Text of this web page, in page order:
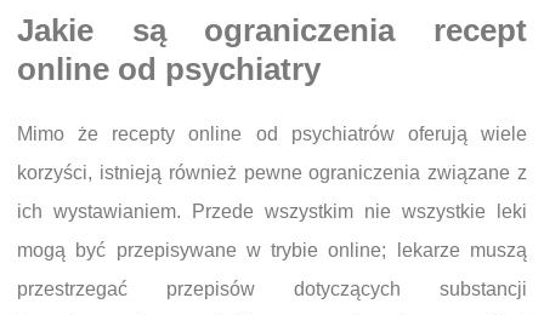
Jakie są ograniczenia recept
online od psychiatry
Mimo że recepty online od psychiatrów oferują wiele
korzyści, istnieją również pewne ograniczenia związane z
ich wystawianiem. Przede wszystkim nie wszystkie leki
mogą być przepisywane w trybie online; lekarze muszą
przestrzegać przepisów dotyczących substancji